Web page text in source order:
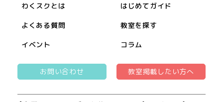
わくスクとは はじめてガイド
よくある質問 教室を探す
イベント コラム
お問い合わせ 教室掲載したい方へ